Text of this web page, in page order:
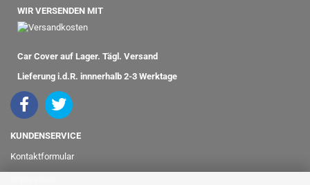
WIR VERSENDEN MIT
Car Cover auf Lager. Tägl. Versand
Lieferung i.d.R. innnerhalb 2-3 Werktage
KUNDENSERVICE
Kontaktformular